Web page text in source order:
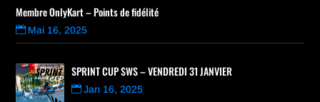
Membre OnlyKart – Points de fidélité
Mai 16, 2025
SPRINT CUP SWS – VENDREDI 31 JANVIER
Jan 16, 2025